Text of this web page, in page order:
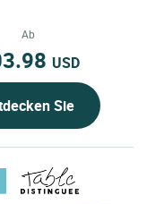
Ab
USD
Sie